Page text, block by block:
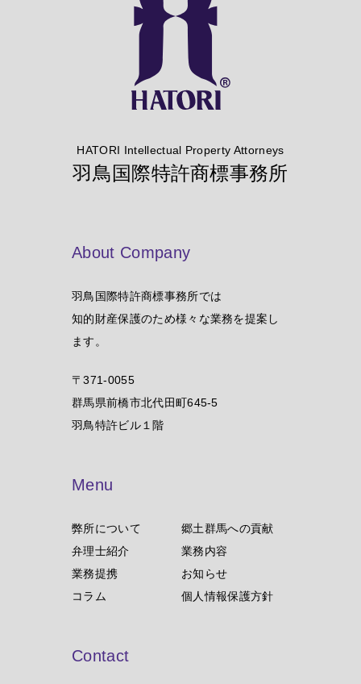
HATORI Intellectual Property Attorneys
羽鳥国際特許商標事務所
About Company
羽鳥国際特許商標事務所では
知的財産保護のため様々な業務を提案し
ます。
〒371-0055
群馬県前橋市北代田町645-5
羽鳥特許ビル１階
Menu
弊所について
郷土群馬への貢献
弁理士紹介
業務内容
業務提携
お知らせ
コラム
個人情報保護方針
Contact